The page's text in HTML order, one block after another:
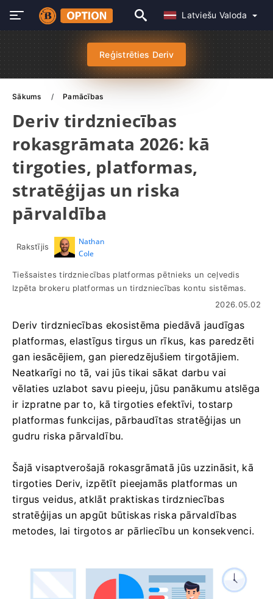
Latviešu Valoda
Reģistrēties Deriv
Sākums Pamācības
Deriv tirdzniecības
rokasgrāmata 2026: kā
tirgoties, platformas,
stratēģijas un riska
pārvaldība
Rakstījis
Nathan
Cole
Tiešsaistes tirdzniecības platformas pētnieks un ceļvedis
Izpēta brokeru platformas un tirdzniecības kontu sistēmas.
2026.05.02
Deriv tirdzniecības ekosistēma piedāvā jaudīgas
platformas, elastīgus tirgus un rīkus, kas paredzēti
gan iesācējiem, gan pieredzējušiem tirgotājiem.
Neatkarīgi no tā, vai jūs tikai sākat darbu vai
vēlaties uzlabot savu pieeju, jūsu panākumu atslēga
ir izpratne par to, kā tirgoties efektīvi, tostarp
platformas funkcijas, pārbaudītas stratēģijas un
gudru riska pārvaldību.
Šajā visaptverošajā rokasgrāmatā jūs uzzināsit, kā
tirgoties Deriv, izpētīt pieejamās platformas un
tirgus veidus, atklāt praktiskas tirdzniecības
stratēģijas un apgūt būtiskas riska pārvaldības
metodes, lai tirgotos ar pārliecību un konsekvenci.